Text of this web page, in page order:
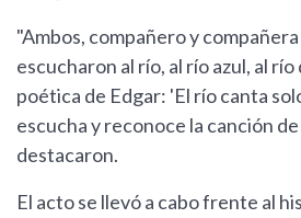
"Ambos, compañero y
escucharon al río, al río azul, al río
poética de Edgar: 'El río canta
escucha y reconoce la canción de
destacaron.
El acto se llevó a cabo frente al